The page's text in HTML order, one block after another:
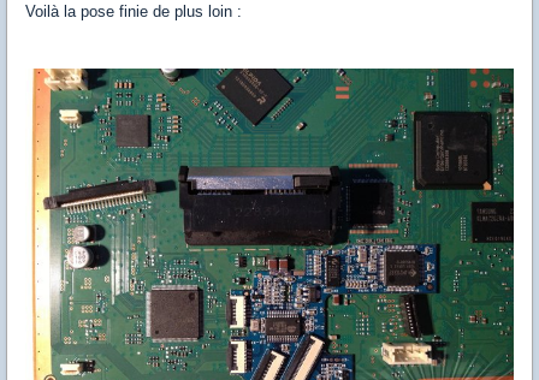
Voilà la pose finie de plus loin :